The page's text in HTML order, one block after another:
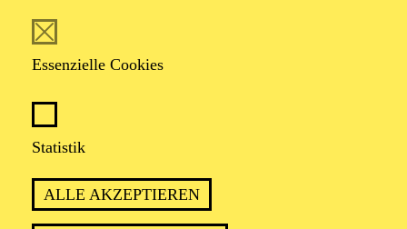
Essenzielle Cookies
Statistik
ALLE AKZEPTIEREN
Ensemble des Theater Osnabrück, wo er auch in
Rathaus’ „Fremde Erde“ und Strauß’ „Die Fledermaus“
Rollendebüts als Baron Zsupán in Kálmáns „Gräfin
Mariza“ sowie in der Titelpartie in Mozarts „La
clemenza di Tito“. 2023 debütierte er als Tito am